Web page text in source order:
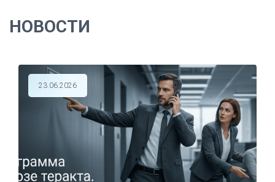
НОВОСТИ
23.06.2026